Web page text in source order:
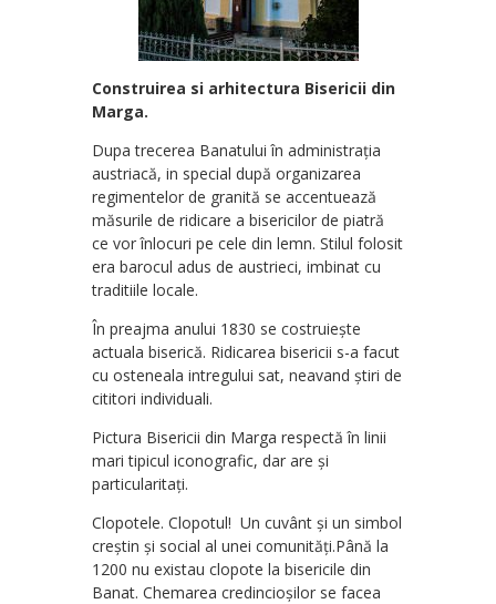
Construirea si arhitectura Bisericii din
Marga.
Dupa trecerea Banatului în administrația
austriacă, in special după organizarea
regimentelor de granită se accentuează
măsurile de ridicare a bisericilor de piatră
ce vor înlocuri pe cele din lemn. Stilul folosit
era barocul adus de austrieci, imbinat cu
traditiile locale.
În preajma anului 1830 se costruiește
actuala biserică. Ridicarea bisericii s-a facut
cu osteneala intregului sat, neavand știri de
cititori individuali.
Pictura Bisericii din Marga respectă în linii
mari tipicul iconografic, dar are și
particularitați.
Clopotele. Clopotul! Un cuvânt și un simbol
creștin și social al unei comunități.Până la
1200 nu existau clopote la bisericile din
Banat. Chemarea credincioșilor se facea